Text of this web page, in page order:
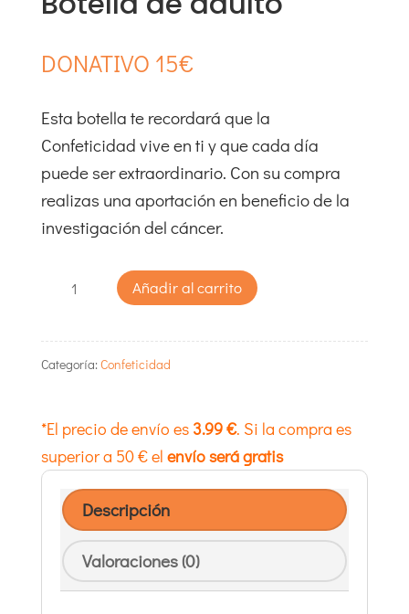
DONATIVO 15€
Esta botella te recordará que la
Confeticidad vive en ti y que cada día
puede ser extraordinario. Con su compra
realizas una aportación en beneficio de la
investigación del cáncer.
Botella
adulto
cantidad
Añadir al carrito
Categoría: Confeticidad
*El precio de envío es 3.99 €. Si la compra es
superior a 50 €el envío será gratis
Descripción
Valoraciones (0)